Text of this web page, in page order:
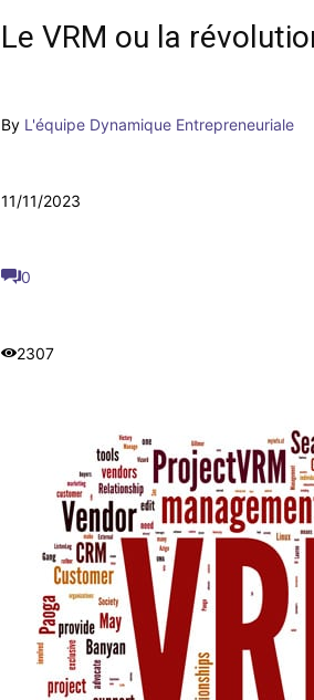
Le VRM ou la
By L'équipe Dynamique Entrepreneuriale
11/11/2023
0
2307